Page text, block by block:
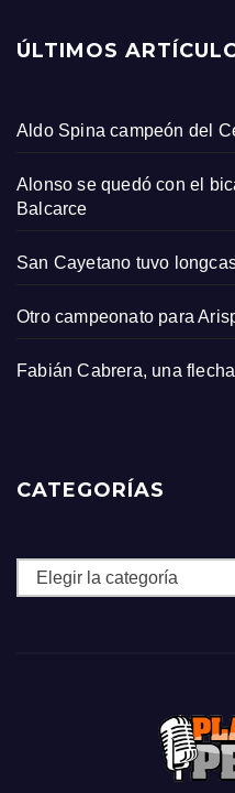
ÚLTIMOS
Aldo Spina campeón del
Alonso se quedó con el
Balcarce
San Cayetano tuvo
Otro campeonato para
Fabián Cabrera, una
CATEGORÍAS
Categorías